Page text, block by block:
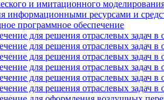
и имитационного
информационными ресурсами и
программное обеспечение
для решения отраслевых задач в
для решения отраслевых задач в
для решения отраслевых задач в
для решения отраслевых задач
для решения отраслевых задач
для решения отраслевых задач в